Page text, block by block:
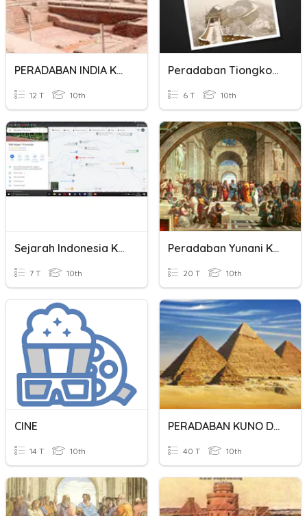
PERADABAN INDIA KUNO
12 T 10th
Peradaban Tiongkok Kuno
6 T 10th
Sejarah Indonesia Kuno
7 T 10th
Peradaban Yunani Kuno
20 T 10th
CINE
14 T 10th
PERADABAN KUNO DUNIA
40 T 10th